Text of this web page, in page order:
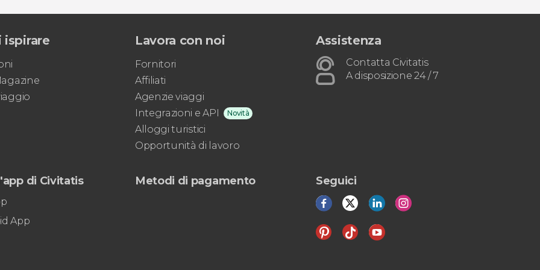
ispirare Lavora con noi
Fornitori
Affiliati
Agenzie viaggi
Integrazioni e API
Novità
Alloggi turistici
Opportunità di lavoro
Assistenza
Contatta Civitatis
A disposizione 24 / 7
di Civitatis
App
Metodi di pagamento Seguici